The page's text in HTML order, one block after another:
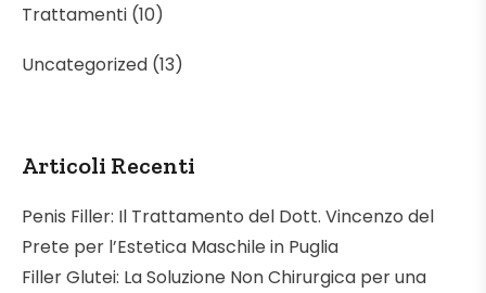
Trattamenti (10)
Uncategorized (13)
Articoli Recenti
Penis Filler: Il Trattamento del Dott. Vincenzo del
Prete per l’Estetica Maschile in Puglia
Filler Glutei: La Soluzione Non Chirurgica per una